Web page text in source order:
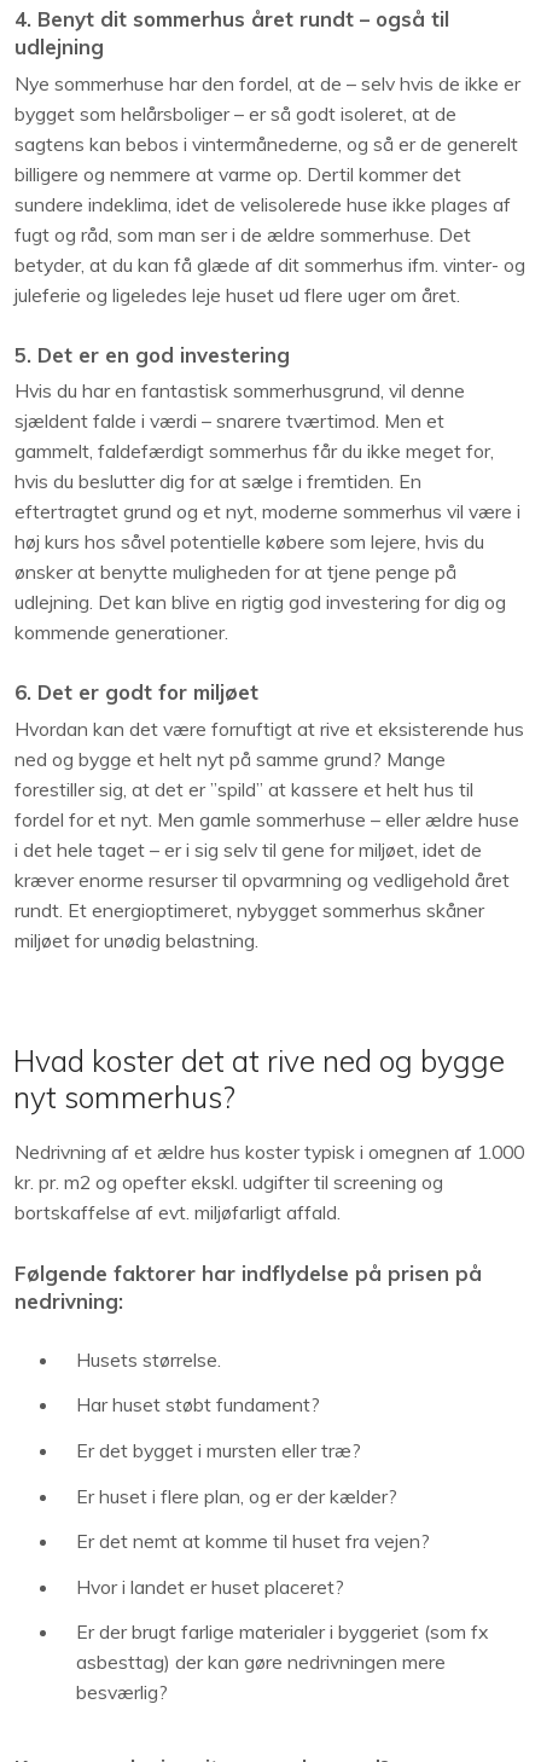
4. Benyt dit sommerhus året rundt – også til
udlejning
Nye sommerhuse har den fordel, at de – selv hvis de ikke er
bygget som helårsboliger – er så godt isoleret, at de
sagtens kan bebos i vintermånederne, og så er de generelt
billigere og nemmere at varme op. Dertil kommer det
sundere indeklima, idet de velisolerede huse ikke plages af
fugt og råd, som man ser i de ældre sommerhuse. Det
betyder, at du kan få glæde af dit sommerhus ifm. vinter- og
juleferie og ligeledes leje huset ud flere uger om året.
5. Det er en god investering
Hvis du har en fantastisk sommerhusgrund, vil denne
sjældent falde i værdi – snarere tværtimod. Men et
gammelt, faldefærdigt sommerhus får du ikke meget for,
hvis du beslutter dig for at sælge i fremtiden. En
eftertragtet grund og et nyt, moderne sommerhus vil være i
høj kurs hos såvel potentielle købere som lejere, hvis du
ønsker at benytte muligheden for at tjene penge på
udlejning. Det kan blive en rigtig god investering for dig og
kommende generationer.
6. Det er godt for miljøet
Hvordan kan det være fornuftigt at rive et eksisterende hus
ned og bygge et helt nyt på samme grund? Mange
forestiller sig, at det er ”spild” at kassere et helt hus til
fordel for et nyt. Men gamle sommerhuse – eller ældre huse
i det hele taget – er i sig selv til gene for miljøet, idet de
kræver enorme resurser til opvarmning og vedligehold året
rundt. Et energioptimeret, nybygget sommerhus skåner
miljøet for unødig belastning.
Hvad koster det at rive ned og bygge
nyt sommerhus?
Nedrivning af et ældre hus koster typisk i omegnen af 1.000
kr. pr. m2 og opefter ekskl. udgifter til screening og
bortskaffelse af evt. miljøfarligt affald.
Følgende faktorer har indflydelse på prisen på
nedrivning:
Husets størrelse.
Har huset støbt fundament?
Er det bygget i mursten eller træ?
Er huset i flere plan, og er der kælder?
Er det nemt at komme til huset fra vejen?
Hvor i landet er huset placeret?
Er der brugt farlige materialer i byggeriet (som fx
asbesttag) der kan gøre nedrivningen mere
besværlig?